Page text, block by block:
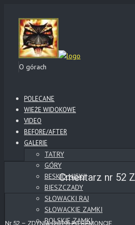
O górach
POLECANE
WIEŻE WIDOKOWE
VIDEO
BEFORE/AFTER
GALERIE
TATRY
GÓRY
BESKID NISKI
BIESZCZADY
SŁOWACKI RAJ
SŁOWACKIE ZAMKI
POLSKIE ZAMKI
Cmentarz nr 52
Nr 52 – ZDYNIA (2019) PO REMONCIE